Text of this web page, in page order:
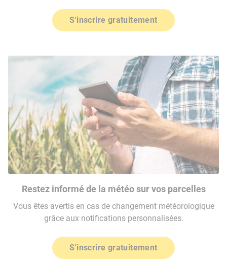
S'inscrire gratuitement
Restez informé de la météo sur vos parcelles
Vous êtes avertis en cas de changement météorologique
grâce aux notifications personnalisées.
S'inscrire gratuitement